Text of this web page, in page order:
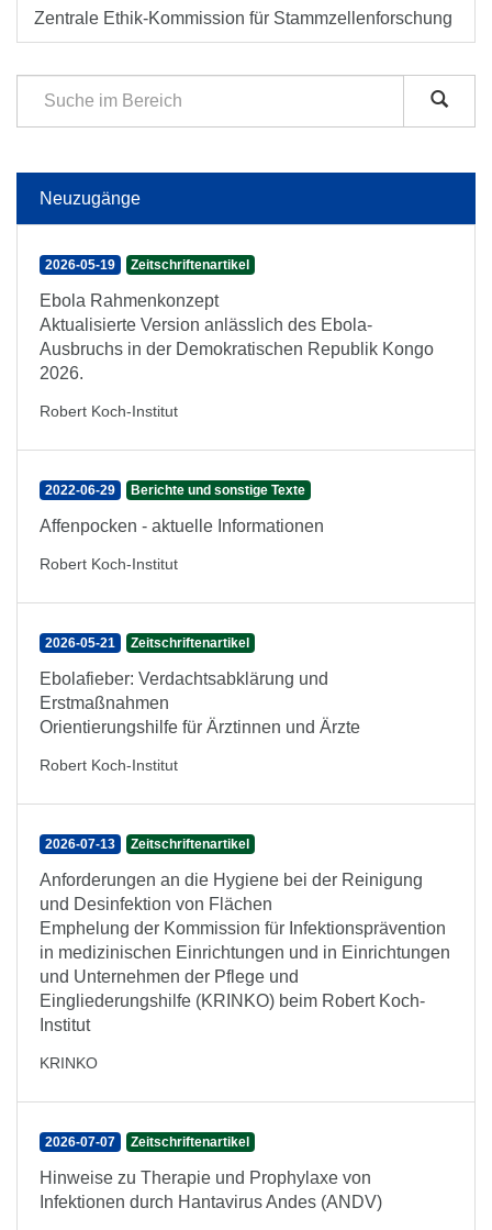
Zentrale Ethik-Kommission für Stammzellenforschung
Neuzugänge
2026-05-19 Zeitschriftenartikel
Ebola Rahmenkonzept
Aktualisierte Version anlässlich des Ebola-
Ausbruchs in der Demokratischen Republik Kongo
2026.
Robert Koch-Institut
2022-06-29 Berichte und sonstige Texte
Affenpocken - aktuelle Informationen
Robert Koch-Institut
2026-05-21 Zeitschriftenartikel
Ebolafieber: Verdachtsabklärung und
Erstmaßnahmen
Orientierungshilfe für Ärztinnen und Ärzte
Robert Koch-Institut
2026-07-13 Zeitschriftenartikel
Anforderungen an die Hygiene bei der Reinigung
und Desinfektion von Flächen
Emphelung der Kommission für Infektionsprävention
in medizinischen Einrichtungen und in Einrichtungen
und Unternehmen der Pflege und
Eingliederungshilfe (KRINKO) beim Robert Koch-
Institut
KRINKO
2026-07-07 Zeitschriftenartikel
Hinweise zu Therapie und Prophylaxe von
Infektionen durch Hantavirus Andes (ANDV)